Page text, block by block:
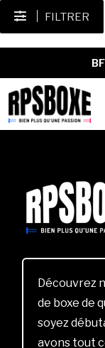
FILTRER
Découvrez
de boxe de
soyez
avons tout